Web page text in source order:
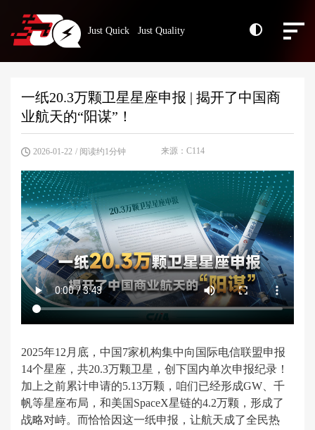
Just Quick Just Quality
一纸20.3万颗卫星星座申报 | 揭开了中国商
业航天的“阳谋”！
2026-01-22 / 阅读约1分钟 来源：C114
2025年12月底，中国7家机构集中向国际电信联盟申报
14个星座，共20.3万颗卫星，创下国内单次申报纪录！
加上之前累计申请的5.13万颗，咱们已经形成GW、千
帆等星座布局，和美国SpaceX星链的4.2万颗，形成了
战略对峙。而恰恰因这一纸申报，让航天成了全民热